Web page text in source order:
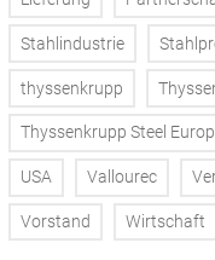
Stahlindustrie
thyssenkrupp
Thyssenkrupp Steel
USA Vallourec
Vorstand Wirtschaft